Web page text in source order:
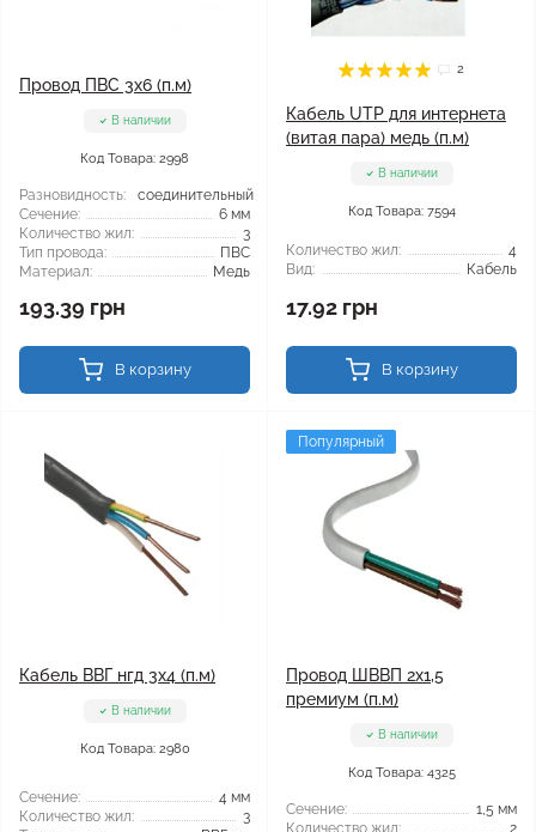
Провод ПВС 3x6 (п.м)
В наличии
Код Товара: 2998
Разновидность:
соединительный
Сечение:
6 мм
Количество жил:
3
Тип провода:
ПВС
Материал:
Медь
193.39 грн
В корзину
2
Кабель UTP для интернета
(витая пара) медь (п.м)
В наличии
Код Товара: 7594
Количество жил:
4
Вид:
Кабель
17.92 грн
В корзину
Кабель ВВГ нгд 3x4 (п.м)
В наличии
Код Товара: 2980
Сечение:
4 мм
Количество жил:
3
Популярный
Провод ШВВП 2x1,5
премиум (п.м)
В наличии
Код Товара: 4325
Сечение:
1,5 мм
Количество жил:
2